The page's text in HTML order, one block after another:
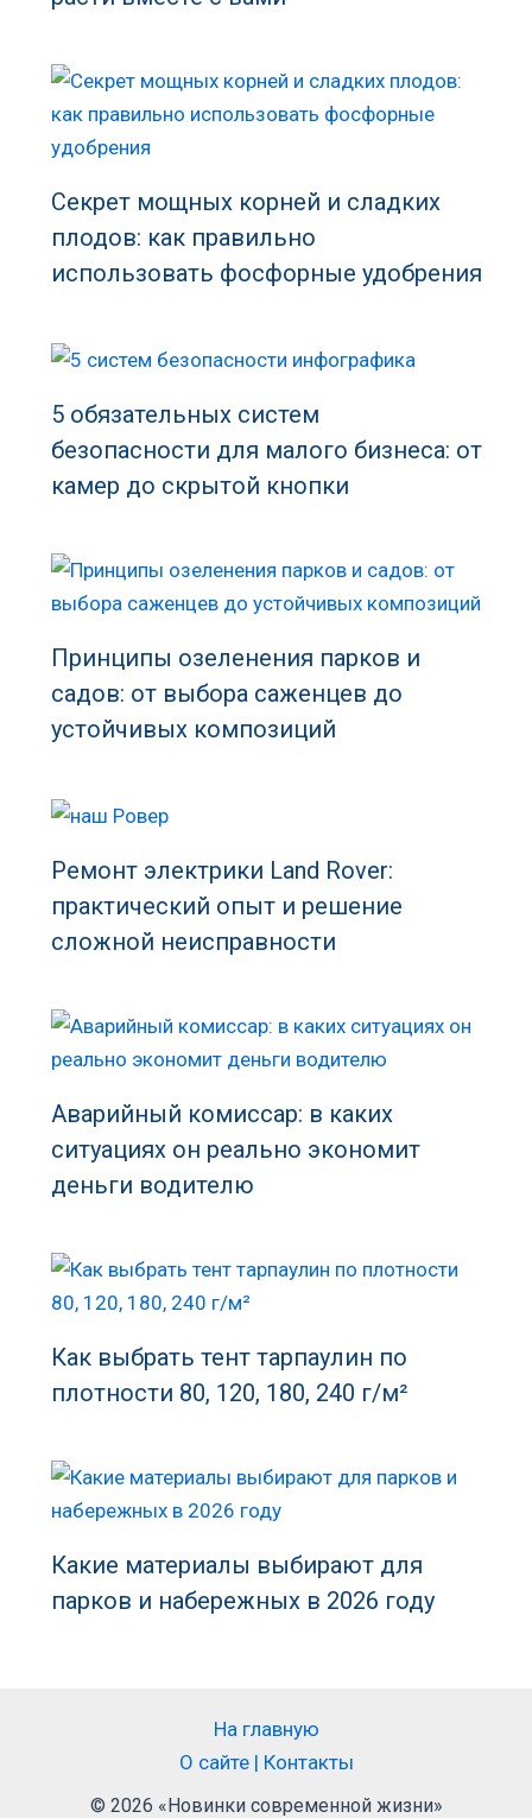
Секрет мощных корней и сладких
плодов: как правильно
использовать фосфорные удобрения
5 обязательных систем
безопасности для малого бизнеса: от
камер до скрытой кнопки
Принципы озеленения парков и
садов: от выбора саженцев до
устойчивых композиций
Ремонт электрики Land Rover:
практический опыт и решение
сложной неисправности
Аварийный комиссар: в каких
ситуациях он реально экономит
деньги водителю
Как выбрать тент тарпаулин по
плотности 80, 120, 180, 240 г/м²
Какие материалы выбирают для
парков и набережных в 2026 году
На главную
О сайте | Контакты
© 2026 «Новинки современной жизни»